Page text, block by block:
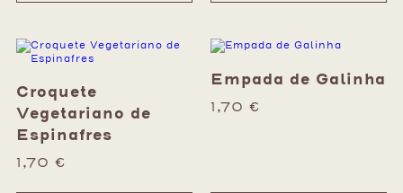
Croquete
Vegetariano de
Espinafres
1,70 €
Empada de Galinha
1,70 €